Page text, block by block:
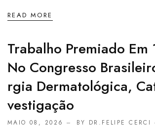
READ MORE
Trabalho Premiado Em
No Congresso
Rgia Dermatológica,
Vestigação
MAIO 08, 2026
BY DR.FELIPE CERCI